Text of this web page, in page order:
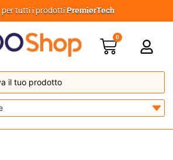
per tutti i prodottiPremierTech
0